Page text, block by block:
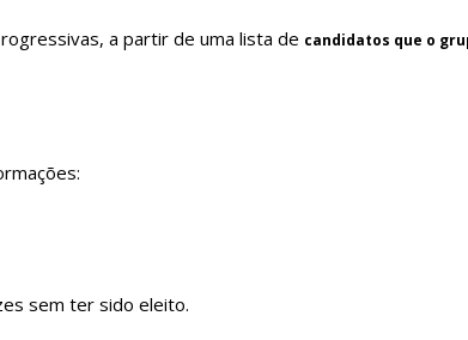
a partir de uma lista de candidatos que o
sem ter sido eleito.